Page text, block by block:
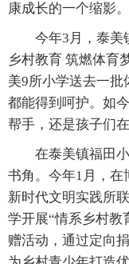
康成长的一个缩影。
今年3月，泰美镇
乡村教育 筑燃体育
美9所小学送去一
都能得到呵护。如
帮手，还是孩子们
在泰美镇福田小
书角。今年1月，在
新时代文明实践所
学开展“情系乡村教
赠活动，通过定向